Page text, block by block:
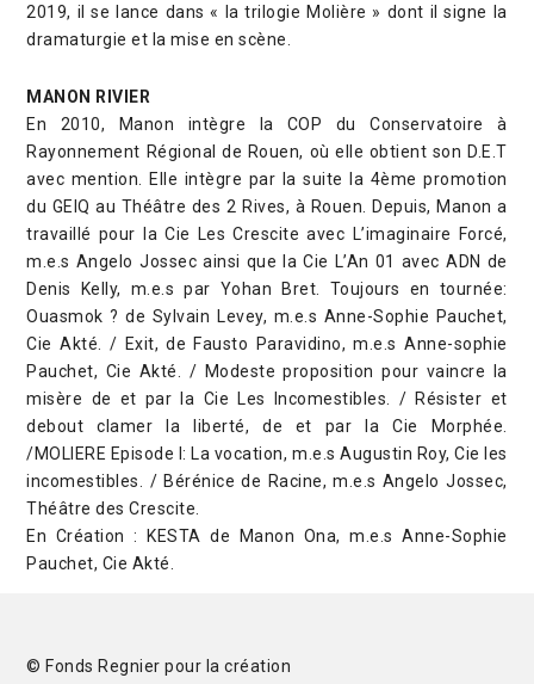
2019, il se lance dans « la trilogie Molière » dont il signe la
dramaturgie et la mise en scène.
MANON RIVIER
En 2010, Manon intègre la COP du Conservatoire à
Rayonnement Régional de Rouen, où elle obtient son D.E.T
avec mention. Elle intègre par la suite la 4ème promotion
du GEIQ au Théâtre des 2 Rives, à Rouen. Depuis, Manon a
travaillé pour la Cie Les Crescite avec L’imaginaire Forcé,
m.e.s Angelo Jossec ainsi que la Cie L’An 01 avec ADN de
Denis Kelly, m.e.s par Yohan Bret. Toujours en tournée:
Ouasmok ? de Sylvain Levey, m.e.s Anne-Sophie Pauchet,
Cie Akté. / Exit, de Fausto Paravidino, m.e.s Anne-sophie
Pauchet, Cie Akté. / Modeste proposition pour vaincre la
misère de et par la Cie Les Incomestibles. / Résister et
debout clamer la liberté, de et par la Cie Morphée.
/MOLIERE Episode I: La vocation, m.e.s Augustin Roy, Cie les
incomestibles. / Bérénice de Racine, m.e.s Angelo Jossec,
Théâtre des Crescite.
En Création : KESTA de Manon Ona, m.e.s Anne-Sophie
Pauchet, Cie Akté.
© Fonds Regnier pour la création